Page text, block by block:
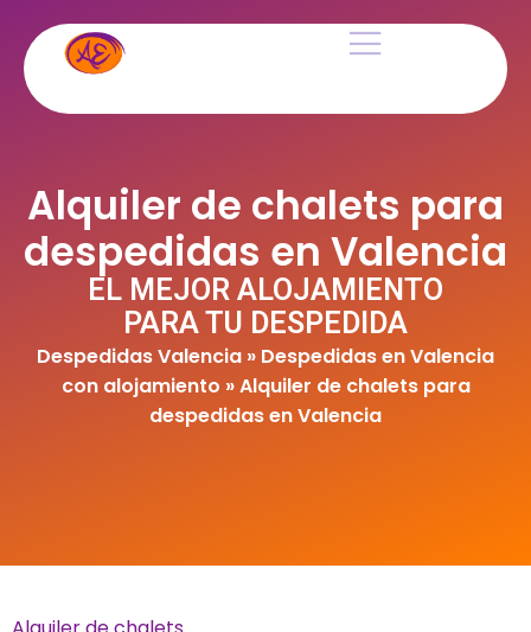
Alquiler de chalets para
despedidas en Valencia
EL MEJOR ALOJAMIENTO
PARA TU DESPEDIDA
Despedidas Valencia » Despedidas en Valencia
con alojamiento »Alquiler de chalets para
despedidas en Valencia